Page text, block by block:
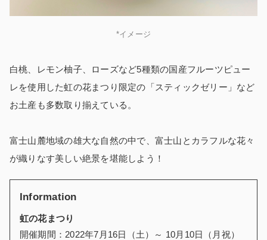
*イメージ
白桃、レモン柚子、ローズなど5種類の国産フルーツピュー
レを使用した虹の花まつり限定の「スティックゼリー」など
お土産も多数取り揃えている。
富士山麓地域の雄大な自然の中で、富士山とカラフルな花々
が織りなす美しい絶景を堪能しよう！
Information
虹の花まつり
開催期間：2022年7月16日（土）～ 10月10日（月祝）